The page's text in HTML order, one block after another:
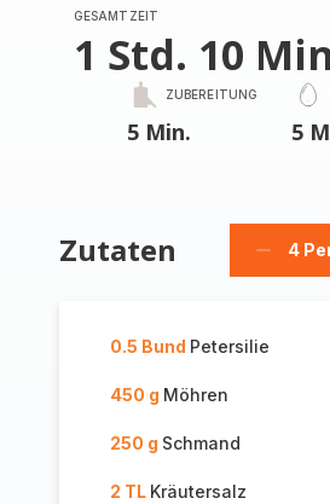
Sternen
(Durchschnitt)
GESAMTZEIT
1 Std. 10
ZUBEREITUNG
5 Min. 5
Zutaten 4
0.5 Bund Petersilie
450 g Möhren
250 g Schmand
2 TL Kräutersalz